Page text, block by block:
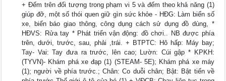
+ Đếm trên đối tượng trong phạm vi 5 và đếm theo khả năng (1)
giúp đỡ, một số thói quen giữ gìn sức khỏe - HĐG: Làm biển số
xe, biển báo giao thông, công dụng cách sử dụng đồ dùng, *
HĐVS: Rửa tay * Phát triển vận động: đồ chơi.. NB được phía
trên, dưới, trước, sau, phải ,trái. + BTPTC: Hô hấp: Máy bay;
Tay- Vai: Tay đưa ra trước, lên cao; Lườn: Cúi gập * KPKH:
(TYVN)- Khám phá xe đạp (1) (STEAM- 5E); Khám phá xe máy
(1); người về phía trước.; Chân: Co duỗi chân; Bật: Bật tiến về